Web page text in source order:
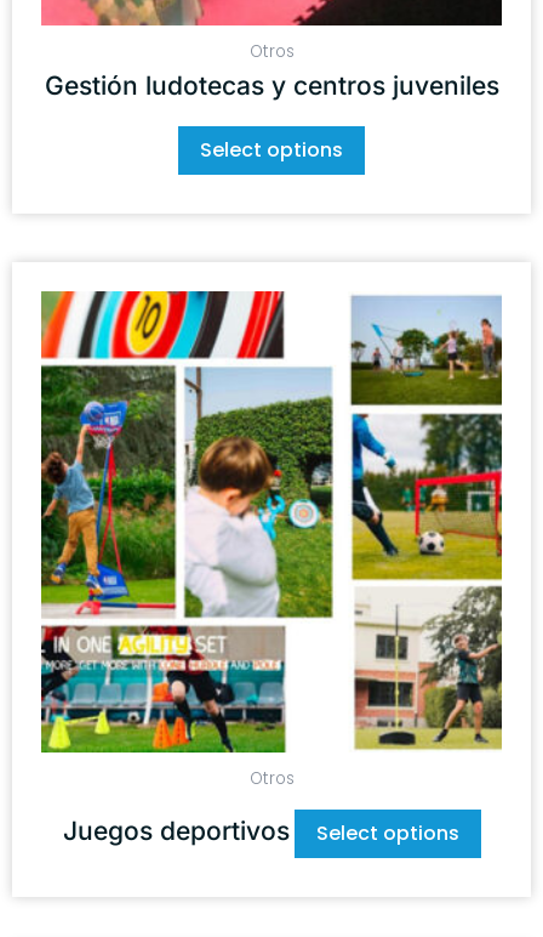
Otros
Gestión ludotecas y centros juveniles
Select options
Otros
Juegos deportivos Select options